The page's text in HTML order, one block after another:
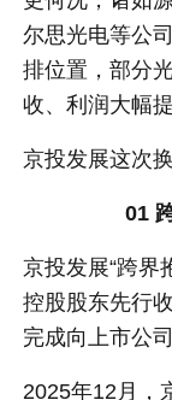
尔思光电等公
排位置，部分
收、利润大幅
京投发展这次
01
京投发展“跨界
控股股东先行
完成向上市公
2025年12月